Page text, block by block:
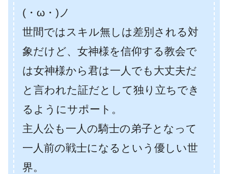
(・ω・)ノ
世間ではスキル無しは差別される対
象だけど、女神様を信仰する教会で
は女神様から君は一人でも大丈夫だ
と言われた証だとして独り立ちでき
るようにサポート。
主人公も一人の騎士の弟子となって
一人前の戦士になるという優しい世
界。